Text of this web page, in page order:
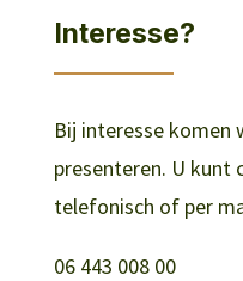
Interesse?
Bij interesse komen
presenteren. U kunt
telefonisch of per
06 443 008 00